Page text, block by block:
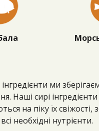
ми
Наші сирі інгредієнти
на піку їх свіжості,
необхідні нутрієнти.